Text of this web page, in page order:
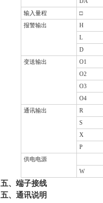
输入量程
□
报警输出
H
L
D
变送输出
O1
O2
O3
O4
通讯输出
R
S
X
P
供电电源
W
五、端子接线
五、通讯说明